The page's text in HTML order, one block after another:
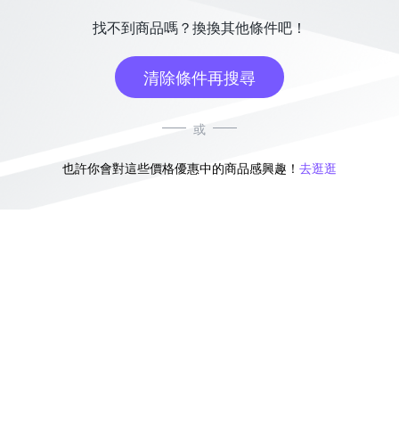
找不到商品嗎？換換其他條件吧！
清除條件再搜尋
或
也許你會對這些價格優惠中的商品感興趣！ 去逛逛